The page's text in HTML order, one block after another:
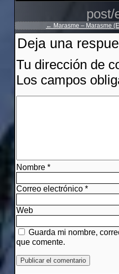
post/
← Marasme – Marasme
Deja una
Tu dirección de
Los campos
Nombre*
Correo electrónico*
Web
Guarda mi nombre,
que comente.